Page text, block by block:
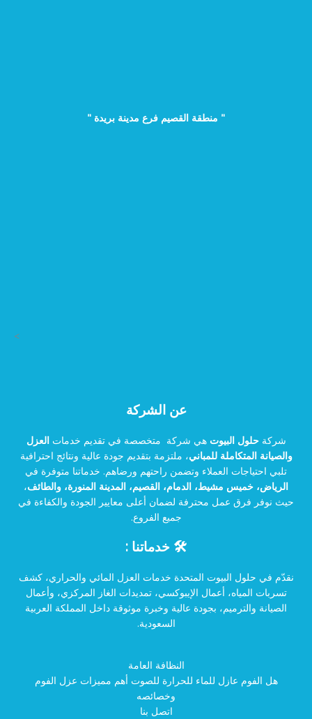
" منطقة القصيم فرع مدينة بريدة "
>
عن الشركة
شركةحلول البيوت هي شركة متخصصة في تقديم خدماتالعزل
والصيانة المتكاملة للمباني، ملتزمة بتقديم جودة عالية ونتائج احترافية
تلبي احتياجات العملاء وتضمن راحتهم ورضاهم. خدماتنا متوفرة في
الرياض، خميس مشيط، الدمام، القصيم، المدينة المنورة، والطائف،
حيث نوفر فرق عمل محترفة لضمان أعلى معايير الجودة والكفاءة في
جميع الفروع.
🛠️ خدماتنا :
نقدّم في حلول البيوت المتحدة خدمات العزل المائي والحراري، كشف
تسربات المياه، أعمال الإيبوكسي، تمديدات الغاز المركزي، وأعمال
الصيانة والترميم، بجودة عالية وخبرة موثوقة داخل المملكة العربية
السعودية.
النظافة العامة
هل الفوم عازل للماء للحرارة للصوت أهم مميزات عزل الفوم
وخصائصه
اتصل بنا